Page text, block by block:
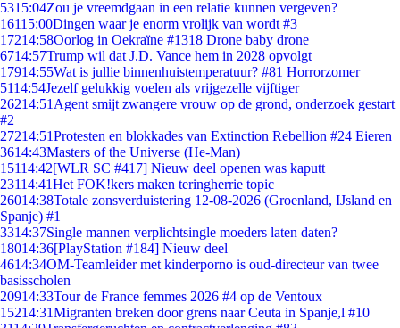
5315:04Zou je vreemdgaan in een relatie kunnen vergeven?
16115:00Dingen waar je enorm vrolijk van wordt #3
17214:58Oorlog in Oekraïne #1318 Drone baby drone
6714:57Trump wil dat J.D. Vance hem in 2028 opvolgt
17914:55Wat is jullie binnenhuistemperatuur? #81 Horrorzomer
5114:54Jezelf gelukkig voelen als vrijgezelle vijftiger
26214:51 Agent smijt zwangere vrouw op de grond, onderzoek gestart
#2
27214:51Protesten en blokkades van Extinction Rebellion #24 Eieren
3614:43Masters of the Universe (He-Man)
15114:42[WLR SC #417] Nieuw deel openen was kaputt
23114:41Het FOK!kers maken teringherrie topic
26014:38Totale zonsverduistering 12-08-2026 (Groenland, IJsland en
Spanje) #1
3314:37Single mannen verplichtsingle moeders laten daten?
18014:36[PlayStation #184] Nieuw deel
4614:34OM-Teamleider met kinderporno is oud-directeur van twee
basisscholen
20914:33Tour de France femmes 2026 #4 op de Ventoux
15214:31Migranten breken door grens naar Ceuta in Spanje,l #10